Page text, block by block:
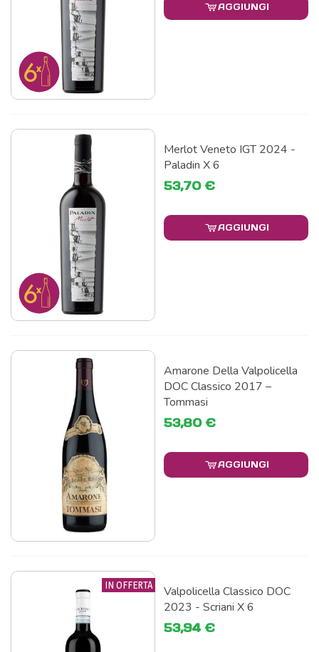
AGGIUNGI
Merlot Veneto IGT 2024 -
Paladin X 6
53,70 €
AGGIUNGI
Amarone Della Valpolicella
DOC Classico 2017 –
Tommasi
53,80 €
AGGIUNGI
IN OFFERTA
Valpolicella Classico DOC
2023 - Scriani X 6
53,94 €